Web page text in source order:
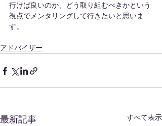
行けば良いのか、どう取り組むべきかという
視点でメンタリングして行きたいと思いま
す。
アドバイザー
最新記事 すべて表示